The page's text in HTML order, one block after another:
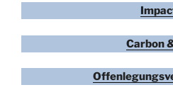
Carbon